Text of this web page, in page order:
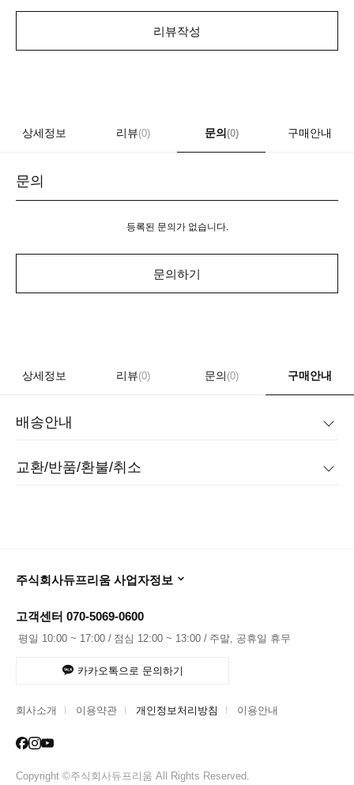
리뷰작성
상세정보 리뷰(0) 문의 (0) 구매안내
문의
등록된 문의가 없습니다.
문의하기
상세정보 리뷰(0) 문의 (0) 구매안내
배송안내
교환/반품/환불/취소
주식회사듀프리움 사업자정보
고객센터070-5069-0600
평일 10:00 ~ 17:00 점심 12:00 ~ 13:00 주말, 공휴일 휴무
카카오톡으로 문의하기
회사소개 이용약관 개인정보처리방침 이용안내
Copyright ©주식회사듀프리움 All Rights Reserved.